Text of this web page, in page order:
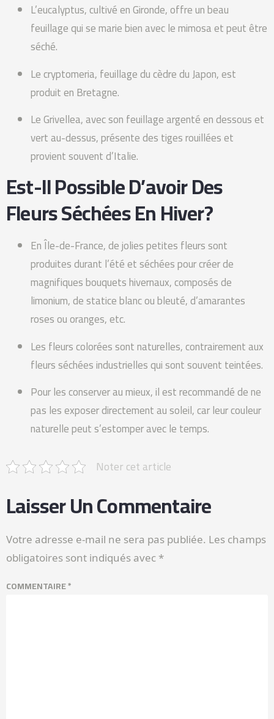
L’eucalyptus, cultivé en Gironde, offre un beau
feuillage qui se marie bien avec le mimosa et peut être
séché.
Le cryptomeria, feuillage du cèdre du Japon, est
produit en Bretagne.
Le Grivellea, avec son feuillage argenté en dessous et
vert au-dessus, présente des tiges rouillées et
provient souvent d’Italie.
Est-Il Possible D’avoir Des
Fleurs Séchées En Hiver?
En Île-de-France, de jolies petites fleurs sont
produites durant l’été et séchées pour créer de
magnifiques bouquets hivernaux, composés de
limonium, de statice blanc ou bleuté, d’amarantes
roses ou oranges, etc.
Les fleurs colorées sont naturelles, contrairement aux
fleurs séchées industrielles qui sont souvent teintées.
Pour les conserver au mieux, il est recommandé de ne
pas les exposer directement au soleil, car leur couleur
naturelle peut s’estomper avec le temps.
Noter cet article
Laisser Un Commentaire
Votre adresse e-mail ne sera pas publiée. Les champs
obligatoires sont indiqués avec *
COMMENTAIRE*